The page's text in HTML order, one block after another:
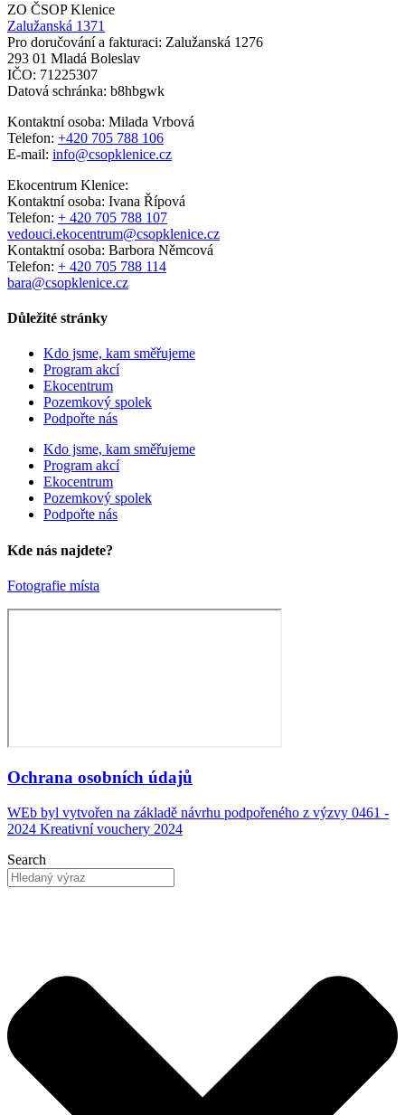
ZO ČSOP Klenice
Zalužanská 1371
Pro doručování a fakturaci: Zalužanská 1276
293 01 Mladá Boleslav
IČO: 71225307
Datová schránka: b8hbgwk
Kontaktní osoba: Milada Vrbová
Telefon: +420 705 788 106
E-mail: info@csopklenice.cz
Ekocentrum Klenice:
Kontaktní osoba: Ivana Řípová
Telefon: + 420 705 788 107
vedouci.ekocentrum@csopklenice.cz
Kontaktní osoba: Barbora Němcová
Telefon: + 420 705 788 114
bara@csopklenice.cz
Důležité stránky
Kdo jsme, kam směřujeme
Program akcí
Ekocentrum
Pozemkový spolek
Podpořte nás
Kdo jsme, kam směřujeme
Program akcí
Ekocentrum
Pozemkový spolek
Podpořte nás
Kde nás najdete?
Fotografie místa
Ochrana osobních údajů
WEb byl vytvořen na základě návrhu podpořeného z výzvy 0461 -
2024 Kreativní vouchery 2024
Search